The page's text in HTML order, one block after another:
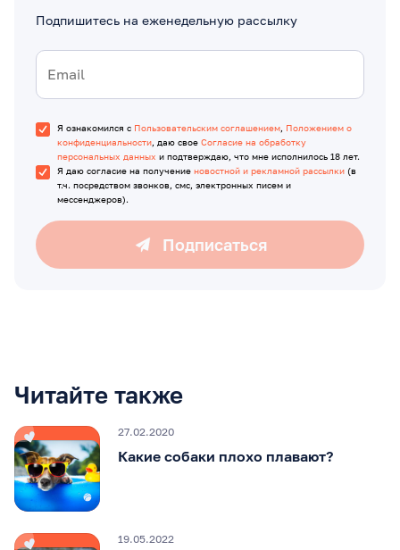
Подпишитесь на еженедельную рассылку
Я ознакомился с Пользовательским соглашением, Положением о
конфиденциальности, даю свое Согласие на обработку
персональных данных и подтверждаю, что мне исполнилось 18 лет.
Я даю согласие на получение новостной и рекламной рассылки (в
т.ч. посредством звонков, смс, электронных писем и
мессенджеров).
Подписаться
Читайте также
27.02.2020
Какие собаки плохо плавают?
19.05.2022